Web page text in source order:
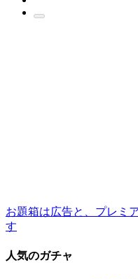
お題箱は広告と、プレミ
す
人気のガチャ